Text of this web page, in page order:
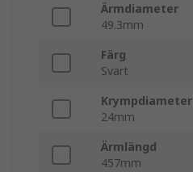
Ärmdiameter
49.3mm
Färg
Svart
Krympdiameter
24mm
Ärmlängd
457mm